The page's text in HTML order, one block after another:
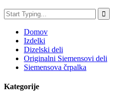
Domov
Izdelki
Dizelski deli
Originalni Siemensovi deli
Siemensova črpalka
Kategorije